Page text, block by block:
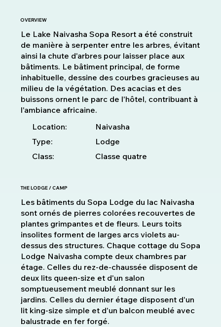
OVERVIEW
Le Lake Naivasha Sopa Resort a été construit
de manière à serpenter entre les arbres, évitant
ainsi la chute d'arbres pour laisser place aux
bâtiments. Le bâtiment principal, de forme
inhabituelle, dessine des courbes gracieuses au
milieu de la végétation. Des acacias et des
buissons ornent le parc de l'hôtel, contribuant à
l'ambiance africaine.
Location:
Naivasha
Type:
Lodge
Class:
Classe quatre
THE LODGE / CAMP
Les bâtiments du Sopa Lodge du lac Naivasha
sont ornés de pierres colorées recouvertes de
plantes grimpantes et de fleurs. Leurs toits
insolites forment de larges arcs violets au-
dessus des structures. Chaque cottage du Sopa
Lodge Naivasha compte deux chambres par
étage. Celles du rez-de-chaussée disposent de
deux lits queen-size et d'un salon
somptueusement meublé donnant sur les
jardins. Celles du dernier étage disposent d'un
lit king-size simple et d'un balcon meublé avec
balustrade en fer forgé.